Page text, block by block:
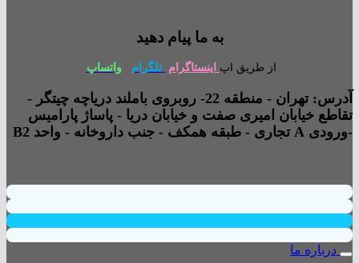
به ما پیام دهید
از طریق اپ اینستاگرام تلگرام واتساپ
آدرس: تهران - منطقه 22- روبروی باملند دریاچه چیتگر -
تقاطع خیابان امیری صفت و خیابان دریا - پاساژ پارامیس
-ورودی A تجاری - طبقه همکف - جنب داروخانه - واحد B2
درباره ما